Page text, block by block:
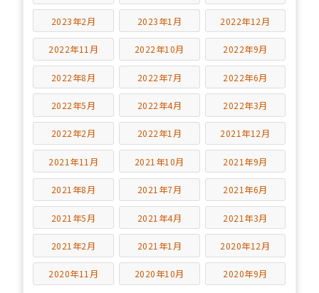
2023年2月 2023年1月 2022年12月
2022年11月 2022年10月 2022年9月
2022年8月 2022年7月 2022年6月
2022年5月 2022年4月 2022年3月
2022年2月 2022年1月 2021年12月
2021年11月 2021年10月 2021年9月
2021年8月 2021年7月 2021年6月
2021年5月 2021年4月 2021年3月
2021年2月 2021年1月 2020年12月
2020年11月 2020年10月 2020年9月